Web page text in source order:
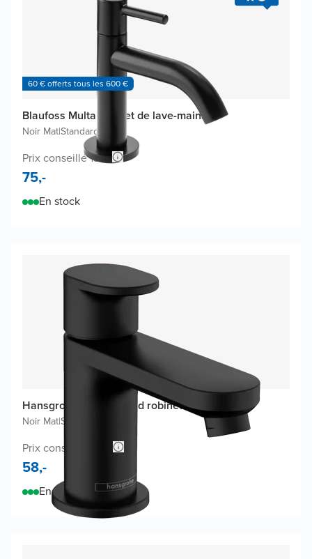
60 € offerts tous les 600 €
Blaufoss Multa robinet de lave-mains
Noir Mat|Standard
Prix conseillé 138,-
75,-
En stock
Hansgrohe Vernis Blend robinet de lave-mains
Noir Mat|Standard
Prix conseillé 109,-
58,-
En stock